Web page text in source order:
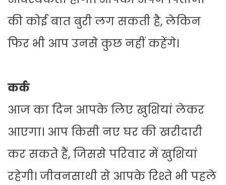
की कोई बात बुरी लग सकती है, लेकिन
फिर भी आप उनसे कुछ नहीं कहेंगे।
कर्क
आज का दिन आपके लिए खुशियां लेकर
आएगा। आप किसी नए घर की खरीदारी
कर सकते हैं, जिससे परिवार में खुशियां
रहेगी। जीवनसाथी से आपके रिश्ते भी पहले